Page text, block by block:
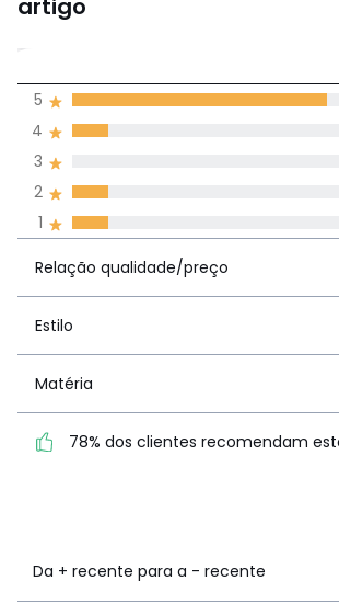
artigo
4,2
(10)
1
3
qualidade/
78%
1
2
3
4
5
Relação qualidade/preço
Estilo
Matéria
78% dos clientes recomendam
Da + recente para a - recente